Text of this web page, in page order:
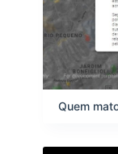
Quem